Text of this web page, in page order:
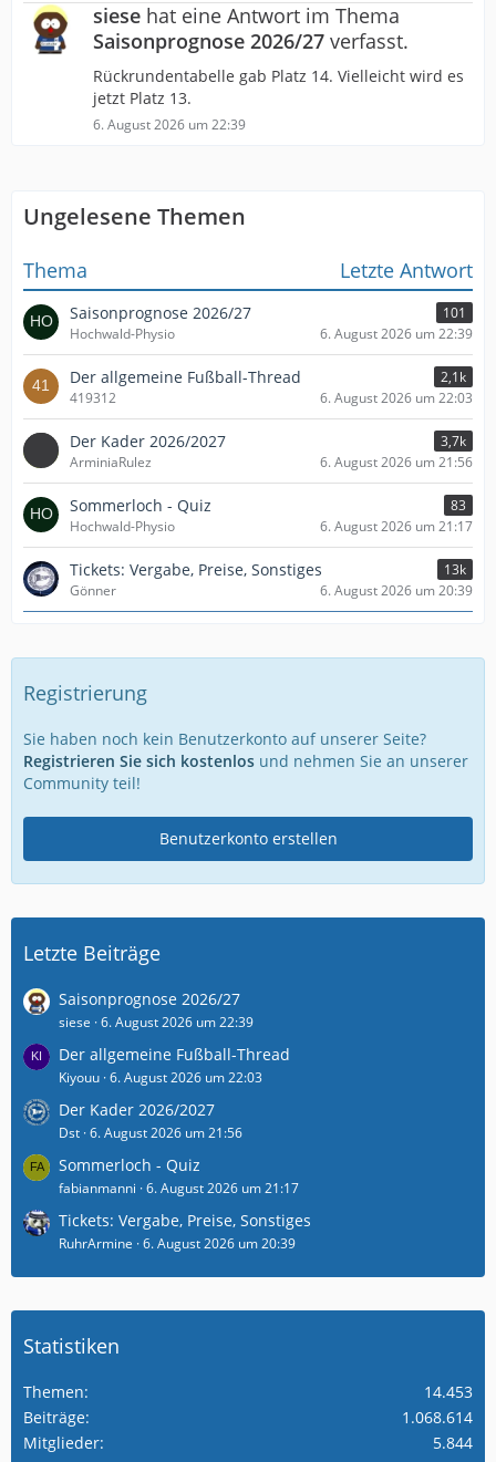
siese hat eine Antwort im Thema
Saisonprognose 2026/27 verfasst.
Rückrundentabelle gab Platz 14. Vielleicht wird es
jetzt Platz 13.
6. August 2026 um 22:39
Ungelesene Themen
Thema Letzte Antwort
Saisonprognose 2026/27
101
Hochwald-Physio
6. August 2026 um 22:39
Der allgemeine Fußball-Thread
2,1k
419312
6. August 2026 um 22:03
Der Kader 2026/2027
3,7k
ArminiaRulez
6. August 2026 um 21:56
Sommerloch - Quiz
83
Hochwald-Physio
6. August 2026 um 21:17
Tickets: Vergabe, Preise, Sonstiges
13k
Gönner
6. August 2026 um 20:39
Registrierung
Sie haben noch kein Benutzerkonto auf unserer Seite?
Registrieren Sie sich kostenlos und nehmen Sie an unserer
Community teil!
Benutzerkonto erstellen
Letzte Beiträge
Saisonprognose 2026/27
siese 6. August 2026 um 22:39
Der allgemeine Fußball-Thread
Kiyouu 6. August 2026 um 22:03
Der Kader 2026/2027
Dst 6. August 2026 um 21:56
Sommerloch - Quiz
fabianmanni 6. August 2026 um 21:17
Tickets: Vergabe, Preise, Sonstiges
RuhrArmine 6. August 2026 um 20:39
Statistiken
Themen
14.453
Beiträge
1.068.614
Mitglieder
5.844